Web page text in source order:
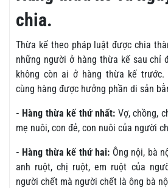
chia.
Thừa kế theo pháp luật được chia
những người ở hàng thừa kế sau chỉ
không còn ai ở hàng thừa kế
cùng hàng được hưởng phần di sản
- Hàng thừa kế thứ nhất: Vợ, chồng,
mẹ nuôi, con đẻ, con nuôi của người
- Hàng thừa kế thứ hai: Ông nội, bà
anh ruột, chị ruột, em ruột của
người chết mà người chết là ông bà